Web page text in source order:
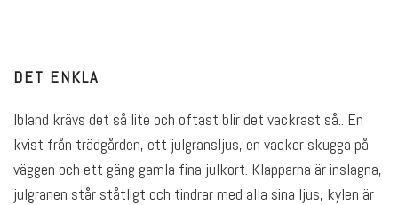
DET ENKLA
Ibland krävs det så lite och oftast blir det vackrast så.. En
kvist från trädgården, ett julgransljus, en vacker skugga på
väggen och ett gäng gamla fina julkort. Klapparna är inslagna,
julgranen står ståtligt och tindrar med alla sina ljus, kylen är